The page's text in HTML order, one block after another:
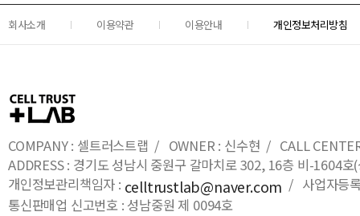
회사소개 이용약관 이용안내 개인정보처리방침
COMPANY : 셀트러스트랩 / OWNER : 신수현 / CALL
ADDRESS : 경기도 성남시 중원구 갈마치로 302, 16층 비-1604
개인정보관리책임자 : celltrustlab@naver.com / 사업자등
통신판매업 신고번호 : 성남중원 제 0094호